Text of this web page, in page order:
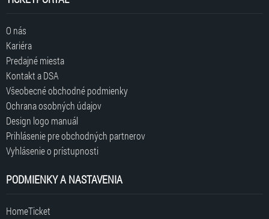
O nás
Kariéra
Predajné miesta
Kontakt a DSA
Všeobecné obchodné podmienky
Ochrana osobných údajov
Design logo manuál
Prihlásenie pre obchodných partnerov
Vyhlásenie o prístupnosti
PODMIENKY A NASTAVENIA
HomeTicket